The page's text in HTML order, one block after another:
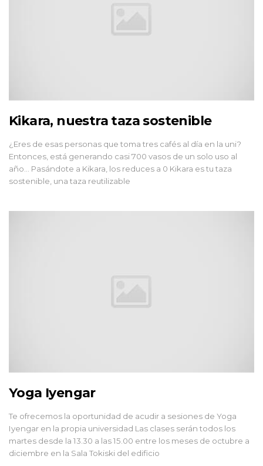
Kikara, nuestra taza sostenible
¿Eres de esas personas que toma tres cafés al día en la uni?
Entonces, está generando casi 700 vasos de un solo uso al
año… Pasándote a Kikara, los reduces a 0 Kikara es tu taza
sostenible, una taza reutilizable
Yoga Iyengar
Te ofrecemos la oportunidad de acudir a sesiones de Yoga
Iyengar en la propia universidad Las clases serán todos los
martes desde la 13.30 a las 15.00 entre los meses de octubre a
diciembre en la Sala Tokiski del edificio